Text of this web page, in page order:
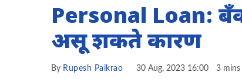
Personal Loan:
असू शकते कारण
By Rupesh Paikrao 30 Aug, 2023 16:00 3 mins